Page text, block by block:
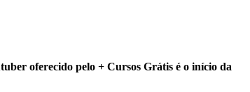
oferecido pelo + Cursos Grátis é o início da